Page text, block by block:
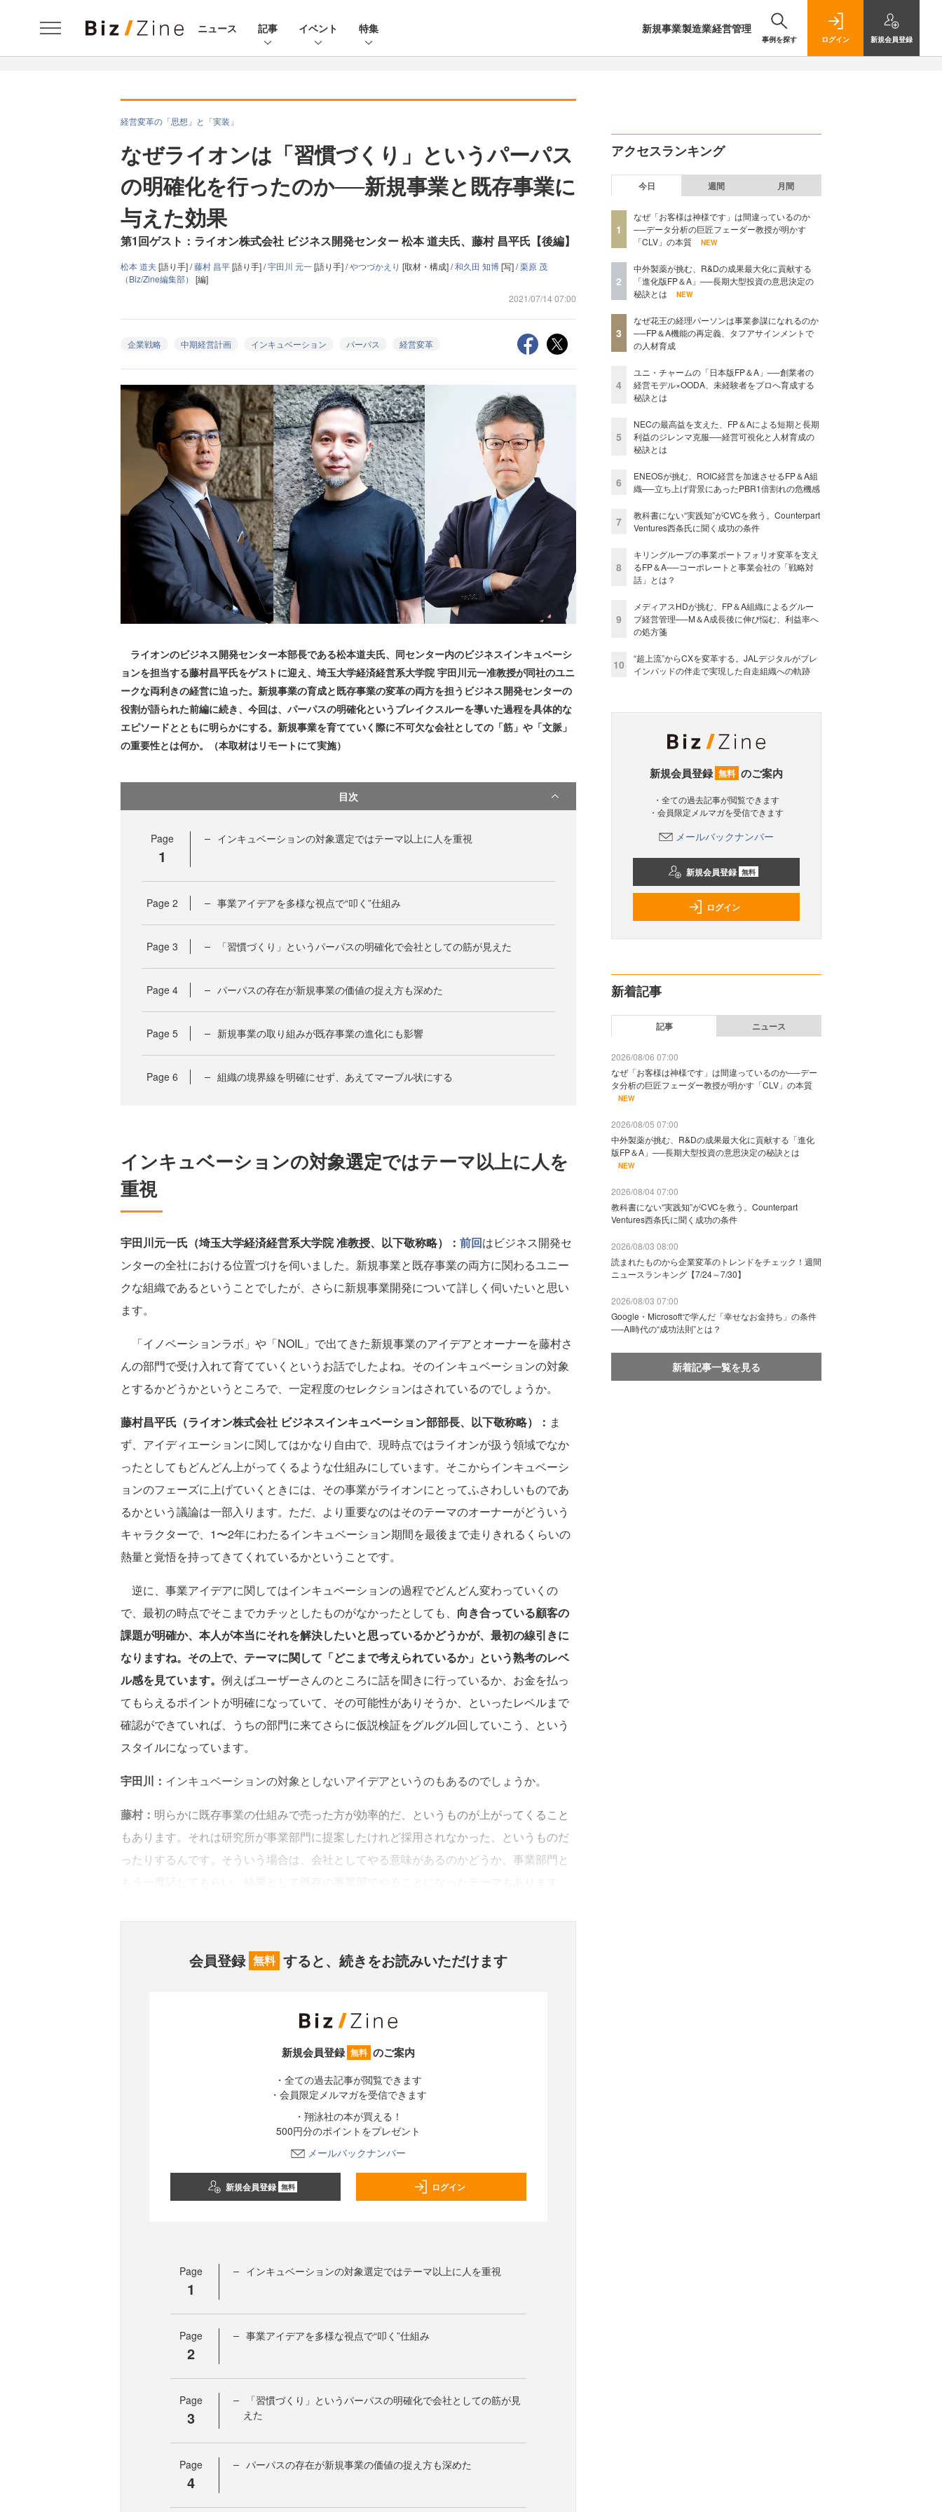
ニュース 記事 イベント 特集 新規事業製造業経営管理
事例を探す ログイン 新規会員登録
経営変革の「思想」と「実装」
なぜライオンは「習慣づくり」というパーパス
の明確化を行ったのか──新規事業と既存事業に
与えた効果
第1回ゲスト：ライオン株式会社 ビジネス開発センター 松本 道夫氏、藤村 昌平氏【後編】
松本 道夫 [語り手] /藤村 昌平[語り手] /宇田川 元一[語り手] /やつづかえり [取材・構成] /和久田 知博[写] /栗原 茂
（Biz/Zine編集部） [編]
2021/07/14 07:00
企業戦略 中期経営計画 インキュベーション パーパス 経営変革
ライオンのビジネス開発センター本部長である松本道夫氏、同センター内のビジネスインキュベーシ
ョンを担当する藤村昌平氏をゲストに迎え、埼玉大学経済経営系大学院 宇田川元一准教授が同社のユニ
ークな両利きの経営に迫った。新規事業の育成と既存事業の変革の両方を担うビジネス開発センターの
役割が語られた前編に続き、今回は、パーパスの明確化というブレイクスルーを導いた過程を具体的な
エピソードとともに明らかにする。新規事業を育てていく際に不可欠な会社としての「筋」や「文脈」
の重要性とは何か。（本取材はリモートにて実施）
目次
Page
1
インキュベーションの対象選定ではテーマ以上に人を重視
Page 2 事業アイデアを多様な視点で“叩く”仕組み
Page 3 「習慣づくり」というパーパスの明確化で会社としての筋が見えた
Page 4 パーパスの存在が新規事業の価値の捉え方も深めた
Page 5 新規事業の取り組みが既存事業の進化にも影響
Page 6 組織の境界線を明確にせず、あえてマーブル状にする
インキュベーションの対象選定ではテーマ以上に人を
重視
宇田川元一氏（埼玉大学経済経営系大学院 准教授、以下敬称略）： 前回はビジネス開発セ
ンターの全社における位置づけを伺いました。新規事業と既存事業の両方に関わるユニー
クな組織であるということでしたが、さらに新規事業開発について詳しく伺いたいと思い
ます。
「イノベーションラボ」や「NOIL」で出てきた新規事業のアイデアとオーナーを藤村さ
んの部門で受け入れて育てていくというお話でしたよね。そのインキュベーションの対象
とするかどうかというところで、一定程度のセレクションはされているのでしょうか。
藤村昌平氏（ライオン株式会社 ビジネスインキュベーション部部長、以下敬称略）： ま
ず、アイディエーションに関してはかなり自由で、現時点ではライオンが扱う領域でなか
ったとしてもどんどん上がってくるような仕組みにしています。そこからインキュベーシ
ョンのフェーズに上げていくときには、その事業がライオンにとってふさわしいものであ
るかという議論は一部入ります。ただ、より重要なのはそのテーマのオーナーがどういう
キャラクターで、1〜2年にわたるインキュベーション期間を最後まで走りきれるくらいの
熱量と覚悟を持ってきてくれているかということです。
逆に、事業アイデアに関してはインキュベーションの過程でどんどん変わっていくの
で、最初の時点でそこまでカチッとしたものがなかったとしても、 向き合っている顧客の
課題が明確か、本人が本当にそれを解決したいと思っているかどうかが、最初の線引きに
なりますね。その上で、テーマに関して「どこまで考えられているか」という熟考のレベ
ル感を見ています。 例えばユーザーさんのところに話を聞きに行っているか、お金を払っ
てもらえるポイントが明確になっていて、その可能性がありそうか、といったレベルまで
確認ができていれば、うちの部門に来てさらに仮説検証をグルグル回していこう、という
スタイルになっています。
宇田川： インキュベーションの対象としないアイデアというのもあるのでしょうか。
藤村： 明らかに既存事業の仕組みで売った方が効率的だ、というものが上がってくること
もあります。それは研究所が事業部門に提案したけれど採用されなかった、というものだ
ったりするんです。そういう場合は、会社としてやる意味があるのかどうか、事業部門と
会員登録 無料 すると、続きをお読みいただけます
新規会員登録 無料 のご案内
・全ての過去記事が閲覧できます
・会員限定メルマガを受信できます
・翔泳社の本が買える！
500円分のポイントをプレゼント
メールバックナンバー
新規会員登録 無料 ログイン
Page
1
インキュベーションの対象選定ではテーマ以上に人を重視
Page
2
事業アイデアを多様な視点で“叩く”仕組み
Page
3
「習慣づくり」というパーパスの明確化で会社としての筋が見
えた
Page
4
パーパスの存在が新規事業の価値の捉え方も深めた
アクセスランキング
今日 週間 月間
1
なぜ「お客様は神様です」は間違っているのか
──データ分析の巨匠フェーダー教授が明かす
「CLV」の本質
NEW
2
中外製薬が挑む、R&Dの成果最大化に貢献する
「進化版FP＆A」──長期大型投資の意思決定の
秘訣とは
NEW
3
なぜ花王の経理パーソンは事業参謀になれるのか
──FP＆A機能の再定義、タフアサインメントで
の人材育成
4
ユニ・チャームの「日本版FP＆A」──創業者の
経営モデル×OODA、未経験者をプロへ育成する
秘訣とは
5
NECの最高益を支えた、FP＆Aによる短期と長期
利益のジレンマ克服──経営可視化と人材育成の
秘訣とは
6
ENEOSが挑む、ROIC経営を加速させるFP＆A組
織──立ち上げ背景にあったPBR1倍割れの危機感
7
教科書にない“実践知”がCVCを救う。Counterpart
Ventures西条氏に聞く成功の条件
8
キリングループの事業ポートフォリオ変革を支え
るFP＆A──コーポレートと事業会社の「戦略対
話」とは？
9
メディアスHDが挑む、FP＆A組織によるグルー
プ経営管理──M＆A成長後に伸び悩む、利益率へ
の処方箋
10
“超上流”からCXを変革する。JALデジタルがブレ
インパッドの伴走で実現した自走組織への軌跡
新規会員登録 無料 のご案内
・全ての過去記事が閲覧できます
・会員限定メルマガを受信できます
メールバックナンバー
新規会員登録 無料
ログイン
新着記事
記事 ニュース
2026/08/06 07:00
なぜ「お客様は神様です」は間違っているのか──デー
タ分析の巨匠フェーダー教授が明かす「CLV」の本質
NEW
2026/08/05 07:00
中外製薬が挑む、R&Dの成果最大化に貢献する「進化
版FP＆A」──長期大型投資の意思決定の秘訣とは
NEW
2026/08/04 07:00
教科書にない“実践知”がCVCを救う。Counterpart
Ventures西条氏に聞く成功の条件
2026/08/03 08:00
読まれたものから企業変革のトレンドをチェック！週間
ニュースランキング【7/24～7/30】
2026/08/03 07:00
Google・Microsoftで学んだ「幸せなお金持ち」の条件
──AI時代の“成功法則”とは？
新着記事一覧を見る